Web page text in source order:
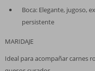
Boca: Elegante, jugoso,
persistente
MARIDAJE
Ideal para acompañar carnes